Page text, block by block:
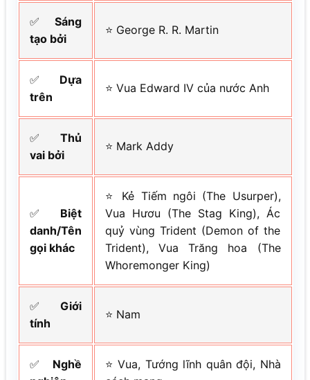
✅ Sáng
tạo bởi
⭐ George R. R. Martin
✅ Dựa
trên
⭐ Vua Edward IV của nước Anh
✅ Thủ
vai bởi
⭐ Mark Addy
✅ Biệt
danh/Tên
gọi khác
⭐ Kẻ Tiếm ngôi (The Usurper),
Vua Hươu (The Stag King), Ác
quỷ vùng Trident (Demon of the
Trident), Vua Trăng hoa (The
Whoremonger King)
✅ Giới
tính
⭐ Nam
✅ Nghề
⭐ Vua, Tướng lĩnh quân đội, Nhà